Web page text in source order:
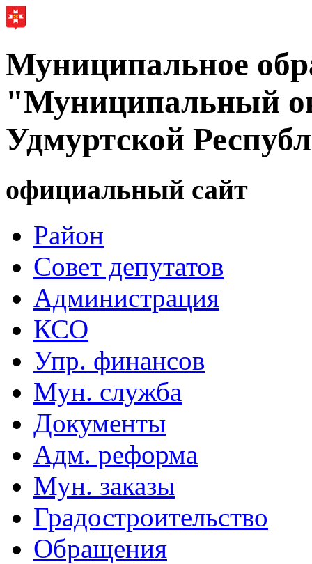
Муниципальное
"Муниципальный
Удмуртской
официальный сайт
Район
Совет депутатов
Администрация
КСО
Упр. финансов
Мун. служба
Документы
Адм. реформа
Мун. заказы
Градостроительство
Обращения